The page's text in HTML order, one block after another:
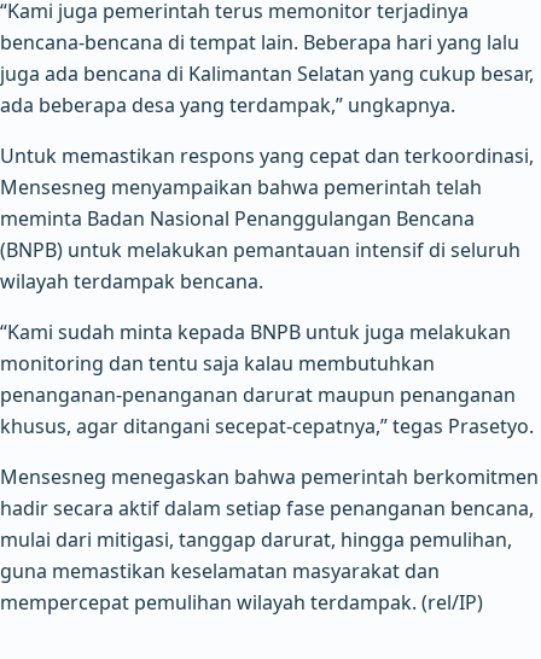
“Kami juga pemerintah terus memonitor terjadinya
bencana-bencana di tempat lain. Beberapa hari yang lalu
juga ada bencana di Kalimantan Selatan yang cukup besar,
ada beberapa desa yang terdampak,” ungkapnya.
Untuk memastikan respons yang cepat dan terkoordinasi,
Mensesneg menyampaikan bahwa pemerintah telah
meminta Badan Nasional Penanggulangan Bencana
(BNPB) untuk melakukan pemantauan intensif di seluruh
wilayah terdampak bencana.
“Kami sudah minta kepada BNPB untuk juga melakukan
monitoring dan tentu saja kalau membutuhkan
penanganan-penanganan darurat maupun penanganan
khusus, agar ditangani secepat-cepatnya,” tegas Prasetyo.
Mensesneg menegaskan bahwa pemerintah berkomitmen
hadir secara aktif dalam setiap fase penanganan bencana,
mulai dari mitigasi, tanggap darurat, hingga pemulihan,
guna memastikan keselamatan masyarakat dan
mempercepat pemulihan wilayah terdampak. (rel/IP)